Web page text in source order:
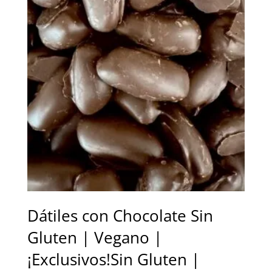
hasta
29,00 €
Dátiles con Chocolate Sin
Gluten | Vegano |
¡Exclusivos!Sin Gluten |